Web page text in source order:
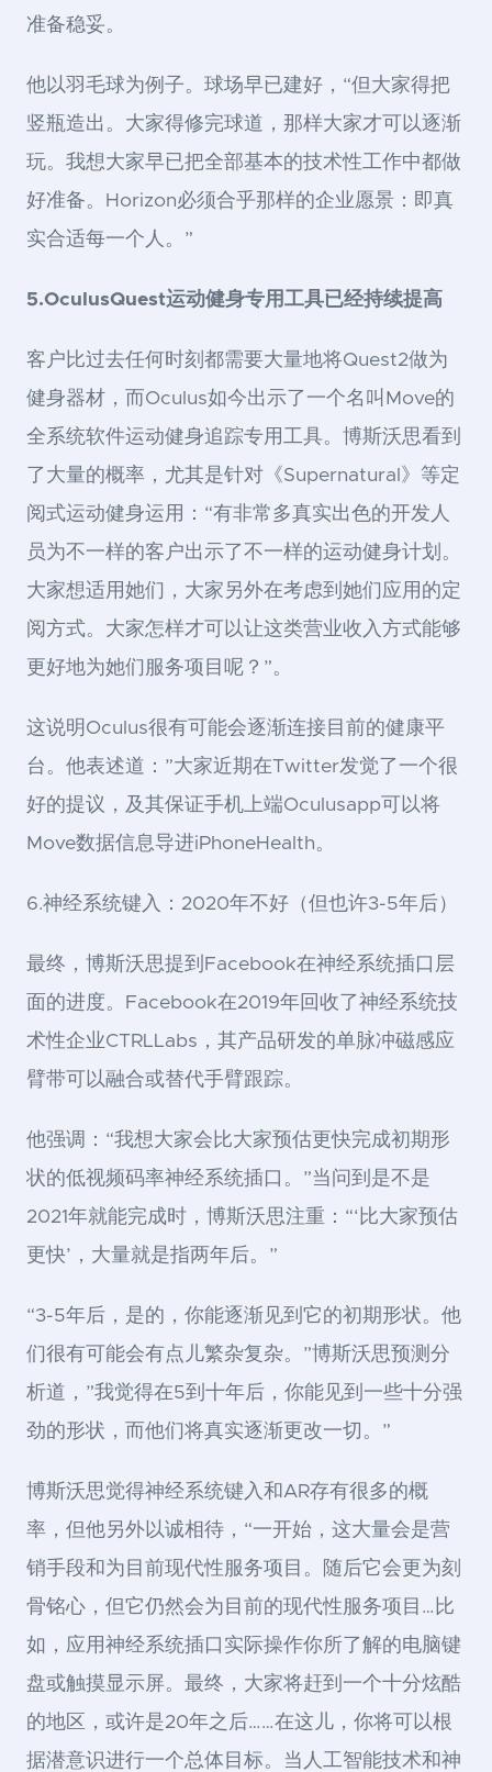
准备稳妥。
他以羽毛球为例子。球场早已建好，“但大家得把
竖瓶造出。大家得修完球道，那样大家才可以逐渐
玩。我想大家早已把全部基本的技术性工作中都做
好准备。Horizon必须合乎那样的企业愿景：即真
实合适每一个人。”
5.OculusQuest运动健身专用工具已经持续提高
客户比过去任何时刻都需要大量地将Quest2做为
健身器材，而Oculus如今出示了一个名叫Move的
全系统软件运动健身追踪专用工具。博斯沃思看到
了大量的概率，尤其是针对《Supernatural》等定
阅式运动健身运用：“有非常多真实出色的开发人
员为不一样的客户出示了不一样的运动健身计划。
大家想适用她们，大家另外在考虑到她们应用的定
阅方式。大家怎样才可以让这类营业收入方式能够
更好地为她们服务项目呢？”。
这说明Oculus很有可能会逐渐连接目前的健康平
台。他表述道：”大家近期在Twitter发觉了一个很
好的提议，及其保证手机上端Oculusapp可以将
Move数据信息导进iPhoneHealth。
6.神经系统键入：2020年不好（但也许3-5年后）
最终，博斯沃思提到Facebook在神经系统插口层
面的进度。Facebook在2019年回收了神经系统技
术性企业CTRLLabs，其产品研发的单脉冲磁感应
臂带可以融合或替代手臂跟踪。
他强调：“我想大家会比大家预估更快完成初期形
状的低视频码率神经系统插口。”当问到是不是
2021年就能完成时，博斯沃思注重：“‘比大家预估
更快’，大量就是指两年后。”
“3-5年后，是的，你能逐渐见到它的初期形状。他
们很有可能会有点儿繁杂复杂。”博斯沃思预测分
析道，”我觉得在5到十年后，你能见到一些十分强
劲的形状，而他们将真实逐渐更改一切。”
博斯沃思觉得神经系统键入和AR存有很多的概
率，但他另外以诚相待，“一开始，这大量会是营
销手段和为目前现代性服务项目。随后它会更为刻
骨铭心，但它仍然会为目前的现代性服务项目…比
如，应用神经系统插口实际操作你所了解的电脑键
盘或触摸显示屏。最终，大家将赶到一个十分炫酷
的地区，或许是20年之后……在这儿，你将可以根
据潜意识进行一个总体目标。当人工智能技术和神